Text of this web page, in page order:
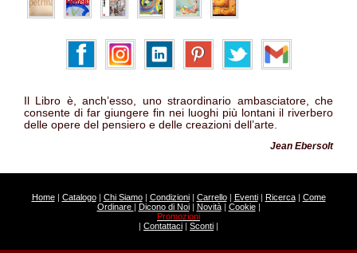
Il Libro è, anch’esso, uno straordinario ambasciatore, che
consente di far giungere fin nei luoghi più lontani il riverbero
delle opere del pensiero e delle creazioni dell’arte.
Jean Ebersolt
Home| Catalogo| Chi Siamo| Condizioni| Carrello| Eventi| Ricerca| Come
Ordinare | Dicono di Noi| Novità| Cookie|
Promozioni
| Contattaci | Sconti |